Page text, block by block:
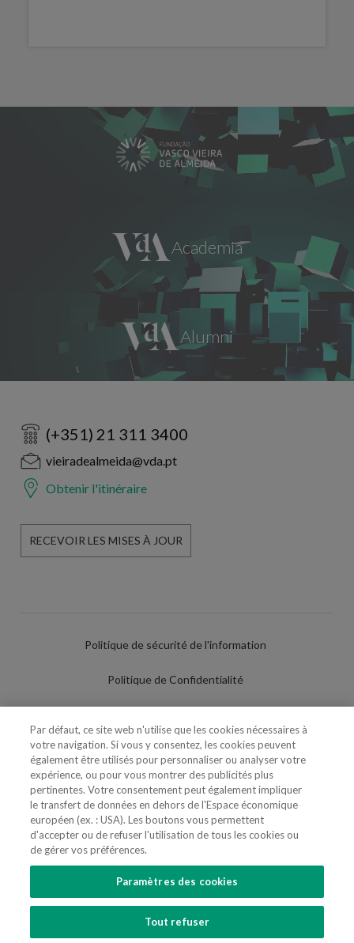
(+351) 21 311 3400
vieiradealmeida@vda.pt
Obtenir l'itinéraire
RECEVOIR LES MISES À JOUR
Politique de sécurité de l'information
Politique de Confidentialité
Politique de Cookies
Paramètres des cookies
Utilisation Frauduleuse du Nom/Brand
SUIVEZ-NOUS
Par défaut, ce site web n'utilise que les cookies nécessaires à
votre navigation. Si vous y consentez, les cookies peuvent
également être utilisés pour personnaliser ou analyser votre
expérience, ou pour vous montrer des publicités plus
pertinentes. Votre consentement peut également impliquer
le transfert de données en dehors de l'Espace économique
européen (ex. : USA). Les boutons vous permettent
d'accepter ou de refuser l'utilisation de tous les cookies ou
de gérer vos préférences.
Paramètres des cookies
Tout refuser